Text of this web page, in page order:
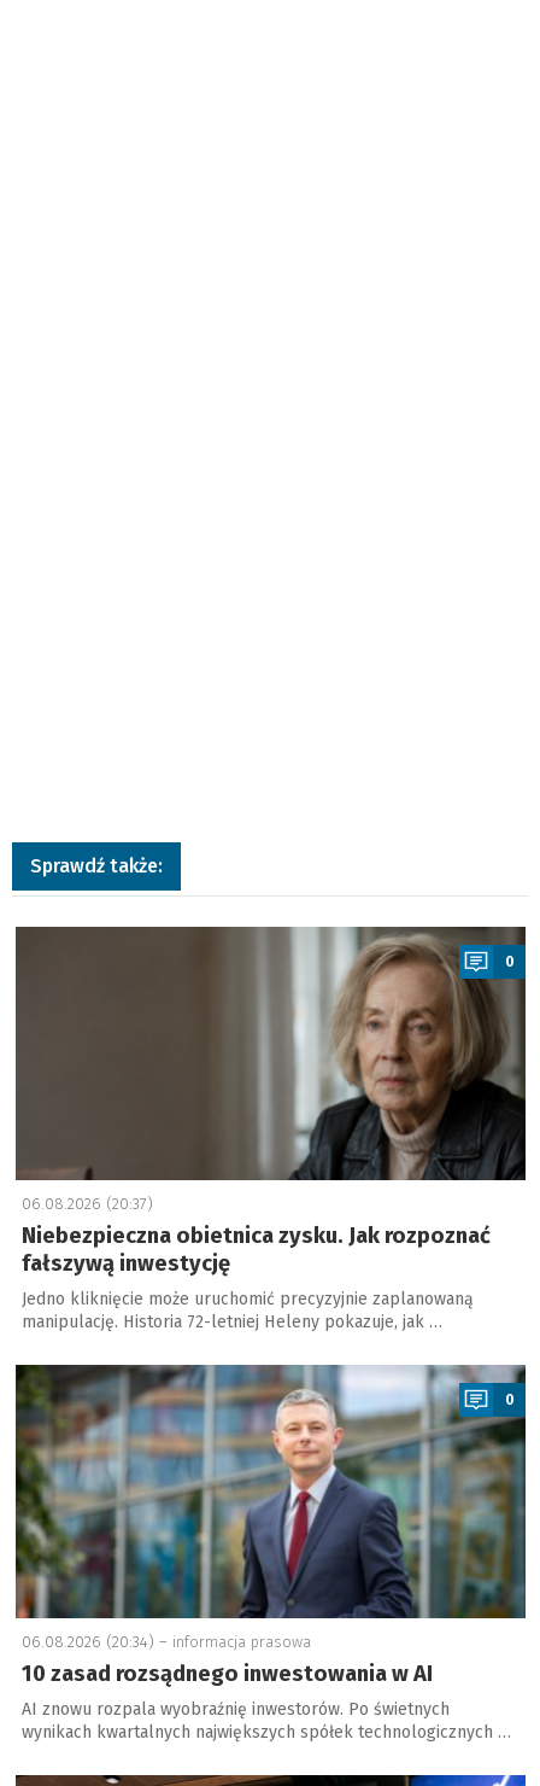
Sprawdź także:
a
0
06.08.2026 (20:37)
Niebezpieczna obietnica zysku. Jak rozpoznać
fałszywą inwestycję
Jedno kliknięcie może uruchomić precyzyjnie zaplanowaną
manipulację. Historia 72-letniej Heleny pokazuje, jak …
a
0
06.08.2026 (20:34) – informacja prasowa
10 zasad rozsądnego inwestowania w AI
AI znowu rozpala wyobraźnię inwestorów. Po świetnych
wynikach kwartalnych największych spółek technologicznych …
a